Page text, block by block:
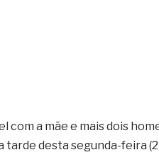
a mãe e mais dois
desta segunda-feira